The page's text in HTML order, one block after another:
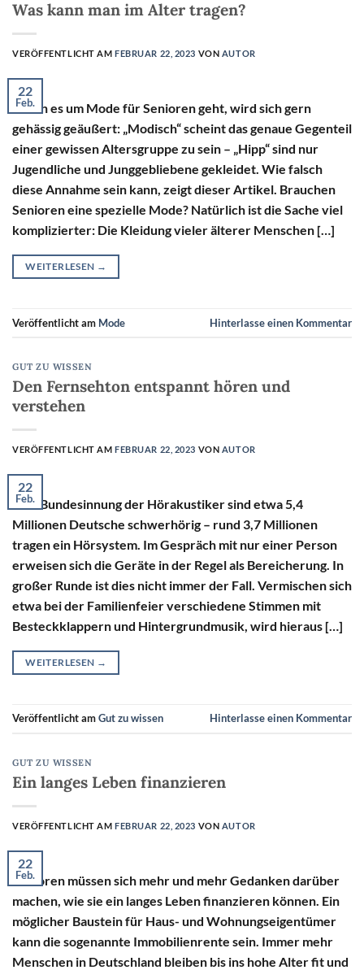
Was kann man im Alter tragen?
VERÖFFENTLICHT AMFEBRUAR 22, 2023 VON AUTOR
22
Feb.
Wenn es um Mode für Senioren geht, wird sich gern
gehässig geäußert: „Modisch“ scheint das genaue Gegenteil
einer gewissen Altersgruppe zu sein – „Hipp“ sind nur
Jugendliche und Junggebliebene gekleidet. Wie falsch
diese Annahme sein kann, zeigt dieser Artikel. Brauchen
Senioren eine spezielle Mode? Natürlich ist die Sache viel
komplizierter: Die Kleidung vieler älterer Menschen […]
WEITERLESEN →
Veröffentlicht am Mode Hinterlasse einen Kommentar
GUT ZU WISSEN
Den Fernsehton entspannt hören und
verstehen
VERÖFFENTLICHT AMFEBRUAR 22, 2023 VON AUTOR
22
Feb.
Laut Bundesinnung der Hörakustiker sind etwa 5,4
Millionen Deutsche schwerhörig – rund 3,7 Millionen
tragen ein Hörsystem. Im Gespräch mit nur einer Person
erweisen sich die Geräte in der Regel als Bereicherung. In
großer Runde ist dies nicht immer der Fall. Vermischen sich
etwa bei der Familienfeier verschiedene Stimmen mit
Besteckklappern und Hintergrundmusik, wird hieraus […]
WEITERLESEN →
Veröffentlicht amGut zu wissen Hinterlasse einen Kommentar
GUT ZU WISSEN
Ein langes Leben finanzieren
VERÖFFENTLICHT AMFEBRUAR 22, 2023 VON AUTOR
22
Feb.
Senioren müssen sich mehr und mehr Gedanken darüber
machen, wie sie ein langes Leben finanzieren können. Ein
möglicher Baustein für Haus- und Wohnungseigentümer
kann die sogenannte Immobilienrente sein. Immer mehr
Menschen in Deutschland bleiben bis ins hohe Alter fit und